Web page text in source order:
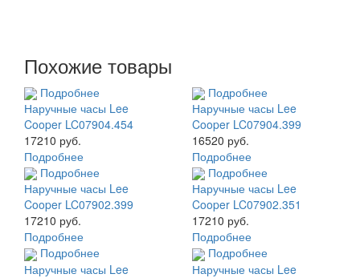
Похожие товары
Подробнее
Наручные часы Lee
Cooper LC07904.454
17210 руб.
Подробнее
Подробнее
Наручные часы Lee
Cooper LC07904.399
16520 руб.
Подробнее
Подробнее
Наручные часы Lee
Cooper LC07902.399
17210 руб.
Подробнее
Подробнее
Наручные часы Lee
Cooper LC07902.351
17210 руб.
Подробнее
Подробнее
Наручные часы Lee
Подробнее
Наручные часы Lee